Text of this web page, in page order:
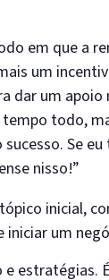
em que a
um
dar um apoio
todo,
Se
nisso!”
inicial,
um
estratégias.